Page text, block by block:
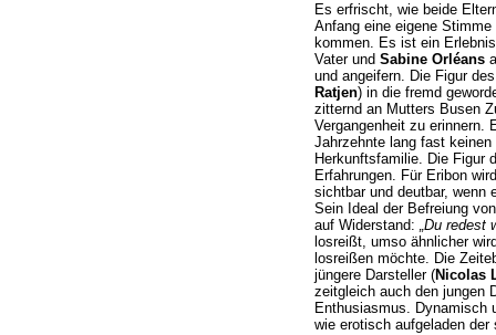
Es erfrischt, wie beide
Anfang eine eigene
kommen. Es ist ein
Vater und Sabine Orléans
und angeifern. Die Figur
Ratjen) in die fremd
zitternd an Mutters Busen
Vergangenheit zu erinnern.
Jahrzehnte lang fast
Herkunftsfamilie. Die Figur
Erfahrungen. Für Eribon
sichtbar und deutbar, wenn
Sein Ideal der Befreiung
auf Widerstand: „Du redest
losreißt, umso ähnlicher
losreißen möchte. Die
jüngere Darsteller (Nicolas
zeitgleich auch den jungen
Enthusiasmus. Dynamisch
wie erotisch aufgeladen